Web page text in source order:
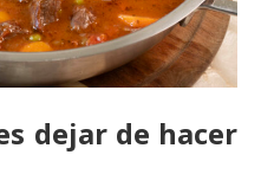
dejar de hacer